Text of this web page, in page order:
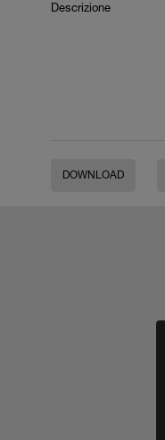
Descrizione
DOWNLOAD